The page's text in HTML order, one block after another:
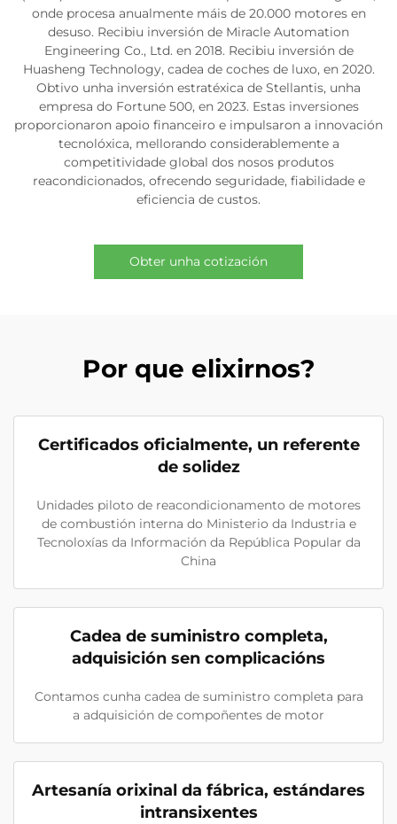
onde procesa anualmente máis de 20.000 motores en
desuso. Recibiu inversión de Miracle Automation
Engineering Co., Ltd. en 2018. Recibiu inversión de
Huasheng Technology, cadea de coches de luxo, en 2020.
Obtivo unha inversión estratéxica de Stellantis, unha
empresa do Fortune 500, en 2023. Estas inversiones
proporcionaron apoio financeiro e impulsaron a innovación
tecnolóxica, mellorando considerablemente a
competitividade global dos nosos produtos
reacondicionados, ofrecendo seguridade, fiabilidade e
eficiencia de custos.
Obter unha cotización
Por que elixirnos?
Certificados oficialmente, un referente
de solidez
Unidades piloto de reacondicionamento de motores
de combustión interna do Ministerio da Industria e
Tecnoloxías da Información da República Popular da
China
Cadea de suministro completa,
adquisición sen complicacións
Contamos cunha cadea de suministro completa para
a adquisición de compoñentes de motor
Artesanía orixinal da fábrica, estándares
intransixentes